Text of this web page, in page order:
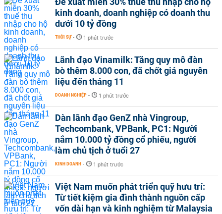
kinh doanh, doanh nghiệp có doanh thu
dưới 10 tỷ đồng
THỜI SỰ - 1 phút trước
Lãnh đạo Vinamilk: Tăng quy mô đàn
bò thêm 8.000 con, đã chốt giá nguyên
liệu đến tháng 11
DOANH NGHIỆP - 1 phút trước
Dàn lãnh đạo GenZ nhà Vingroup,
Techcombank, VPBank, PC1: Người
nắm 10.000 tỷ đồng cổ phiếu, người
làm chủ tịch ở tuổi 27
KINH DOANH - 1 phút trước
Việt Nam muốn phát triển quỹ hưu trí:
Từ tiết kiệm gia đình thành nguồn cấp
vốn dài hạn và kinh nghiệm từ Malaysia